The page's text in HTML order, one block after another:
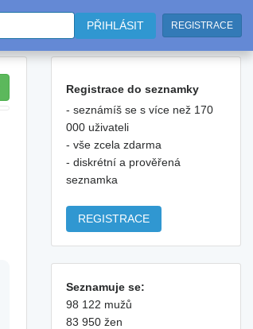
PŘIHLÁSIT REGISTRACE
Registrace do seznamky
- seznámíš se s více než 170
000 uživateli
- vše zcela zdarma
- diskrétní a prověřená
seznamka
REGISTRACE
Seznamuje se:
98 122 mužů
83 950 žen